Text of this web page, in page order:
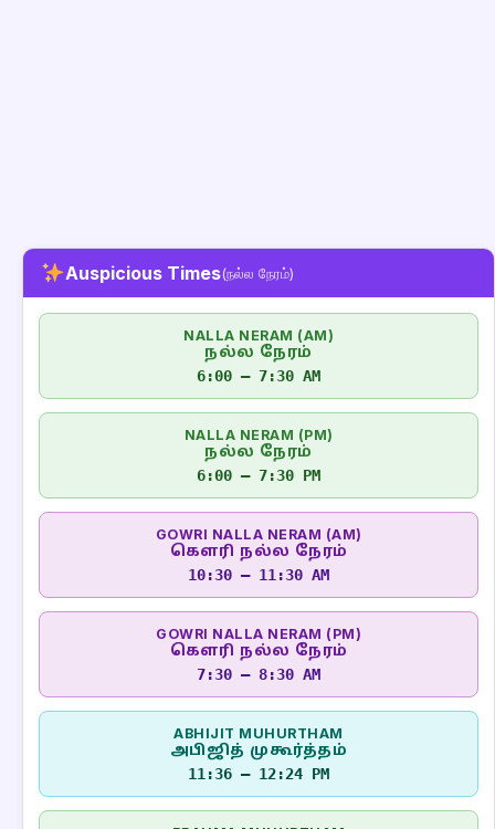
Auspicious Times(நல்ல நேரம்)
NALLA NERAM (AM)
நல்ல நேரம்
6:00 – 7:30 AM
NALLA NERAM (PM)
நல்ல நேரம்
6:00 – 7:30 PM
GOWRI NALLA NERAM (AM)
கௌரி நல்ல நேரம்
10:30 – 11:30 AM
GOWRI NALLA NERAM (PM)
கௌரி நல்ல நேரம்
7:30 – 8:30 AM
ABHIJIT MUHURTHAM
அபிஜித் முகூர்த்தம்
11:36 – 12:24 PM